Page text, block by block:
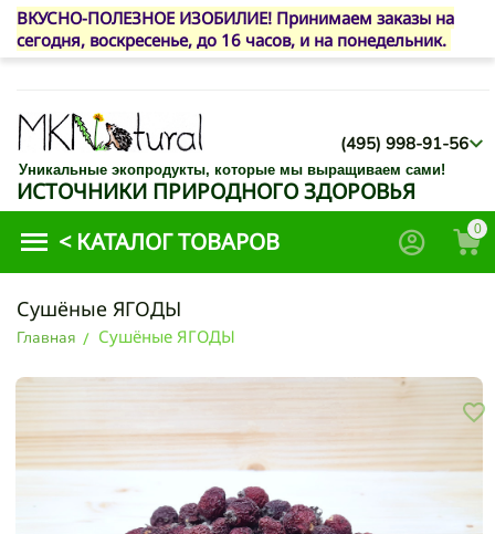
ВКУСНО-ПОЛЕЗНОЕ ИЗОБИЛИЕ! Принимаем заказы на
сегодня, воскресенье, до 16 часов, и на понедельник.
(495) 998-91-56
Уникальные экопродукты, которые мы выращиваем сами!
ИСТОЧНИКИ ПРИРОДНОГО ЗДОРОВЬЯ
< КАТАЛОГ ТОВАРОВ 0
Сушёные ЯГОДЫ
Главная / Сушёные ЯГОДЫ